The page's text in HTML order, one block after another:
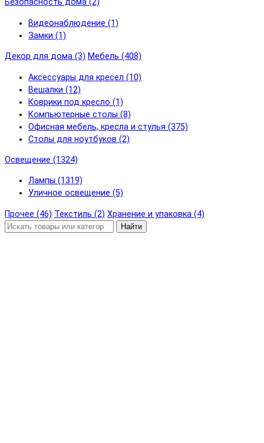
Безопасность дома (2)
Видеонаблюдение (1)
Замки (1)
Декор для дома (3) Мебель (408)
Аксессуары для кресел (10)
Вешалки (12)
Коврики под кресло (1)
Компьютерные столы (8)
Офисная мебель, кресла и стулья (375)
Столы для ноутбуков (2)
Освещение (1324)
Лампы (1319)
Уличное освещение (5)
Прочее (46) Текстиль (2) Хранение и упаковка (4)
Найти